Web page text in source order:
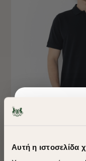
Αυτή η ιστοσελίδα
ΜΠΛΟΥΖΑ POLO PIQUE